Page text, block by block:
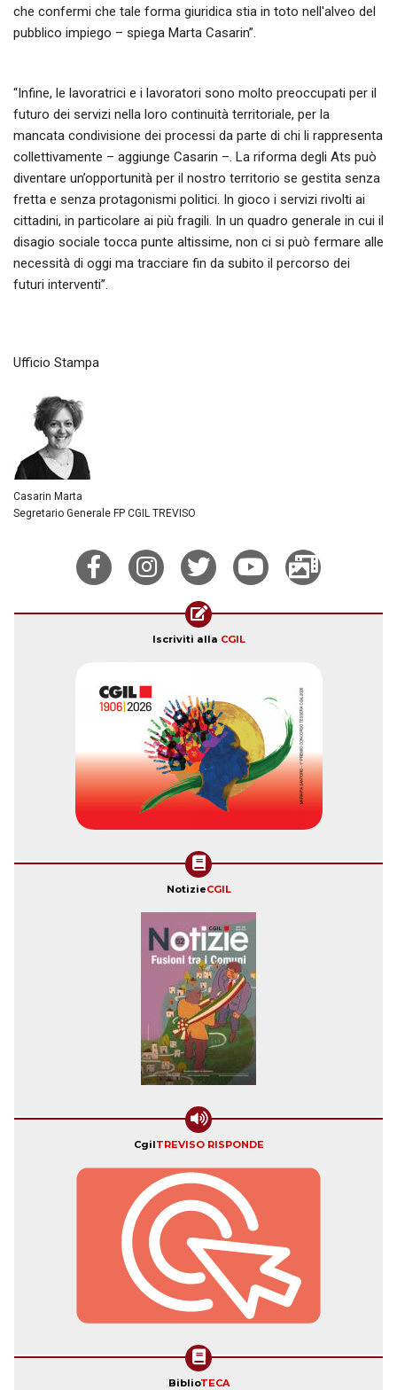
che confermi che tale forma giuridica stia in toto nell'alveo del
pubblico impiego – spiega Marta Casarin”.
“Infine, le lavoratrici e i lavoratori sono molto preoccupati per il
futuro dei servizi nella loro continuità territoriale, per la
mancata condivisione dei processi da parte di chi li rappresenta
collettivamente – aggiunge Casarin –. La riforma degli Ats può
diventare un’opportunità per il nostro territorio se gestita senza
fretta e senza protagonismi politici. In gioco i servizi rivolti ai
cittadini, in particolare ai più fragili. In un quadro generale in cui il
disagio sociale tocca punte altissime, non ci si può fermare alle
necessità di oggi ma tracciare fin da subito il percorso dei
futuri interventi”.
Ufficio Stampa
Casarin Marta
Segretario Generale FP CGIL TREVISO
Iscriviti alla CGIL
NotizieCGIL
CgilTREVISO RISPONDE
BiblioTECA